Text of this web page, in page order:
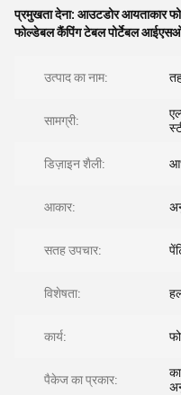
प्रमुखता देना: आउटडोर आयताकार
फोल्डेबल कैंपिंग टेबल पोर्टेबल
उत्पाद का नाम:
सामग्री:
डिज़ाइन शैली:
आकार:
सतह उपचार:
विशेषता:
कार्य:
पैकेज का प्रकार: